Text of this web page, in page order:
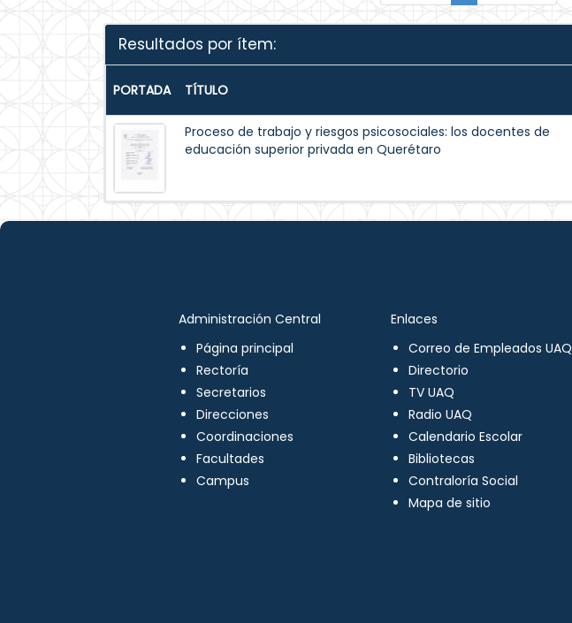
Resultados por ítem:
PORTADA TÍTULO
Proceso de trabajo y riesgos psicosociales: los docentes de
educación superior privada en Querétaro
Administración Central
Página principal
Rectoría
Secretarios
Direcciones
Coordinaciones
Facultades
Campus
Enlaces
Correo de Empleados UAQ
Directorio
TV UAQ
Radio UAQ
Calendario Escolar
Bibliotecas
Contraloría Social
Mapa de sitio